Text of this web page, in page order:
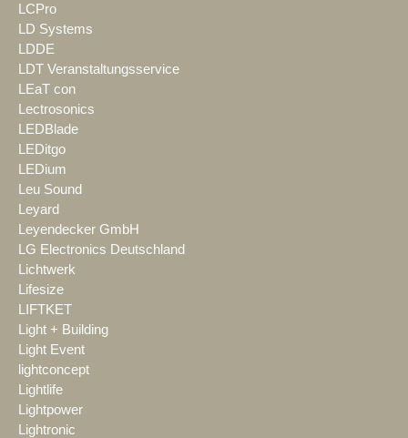
LCPro
LD Systems
LDDE
LDT Veranstaltungsservice
LEaT con
Lectrosonics
LEDBlade
LEDitgo
LEDium
Leu Sound
Leyard
Leyendecker GmbH
LG Electronics Deutschland
Lichtwerk
Lifesize
LIFTKET
Light + Building
Light Event
lightconcept
Lightlife
Lightpower
Lightronic